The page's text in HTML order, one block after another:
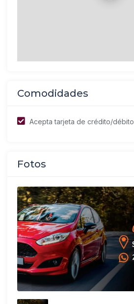
Comodidades
Acepta tarjeta de crédito/débito
Fotos